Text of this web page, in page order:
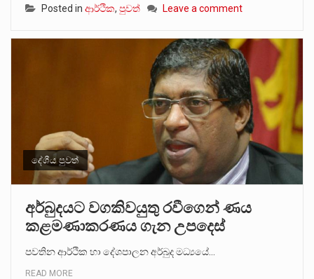
Posted in ආර්ථික, පුවත් Leave a comment
දේශීය පුවත්
අර්බුදයට වගකිවයුතු රවීගෙන් ණය
කළමණාකරණය ගැන උපදෙස්
පවතින ආර්ථික හා දේශපාලන අර්බුද මධ්‍යයේ…
READ MORE